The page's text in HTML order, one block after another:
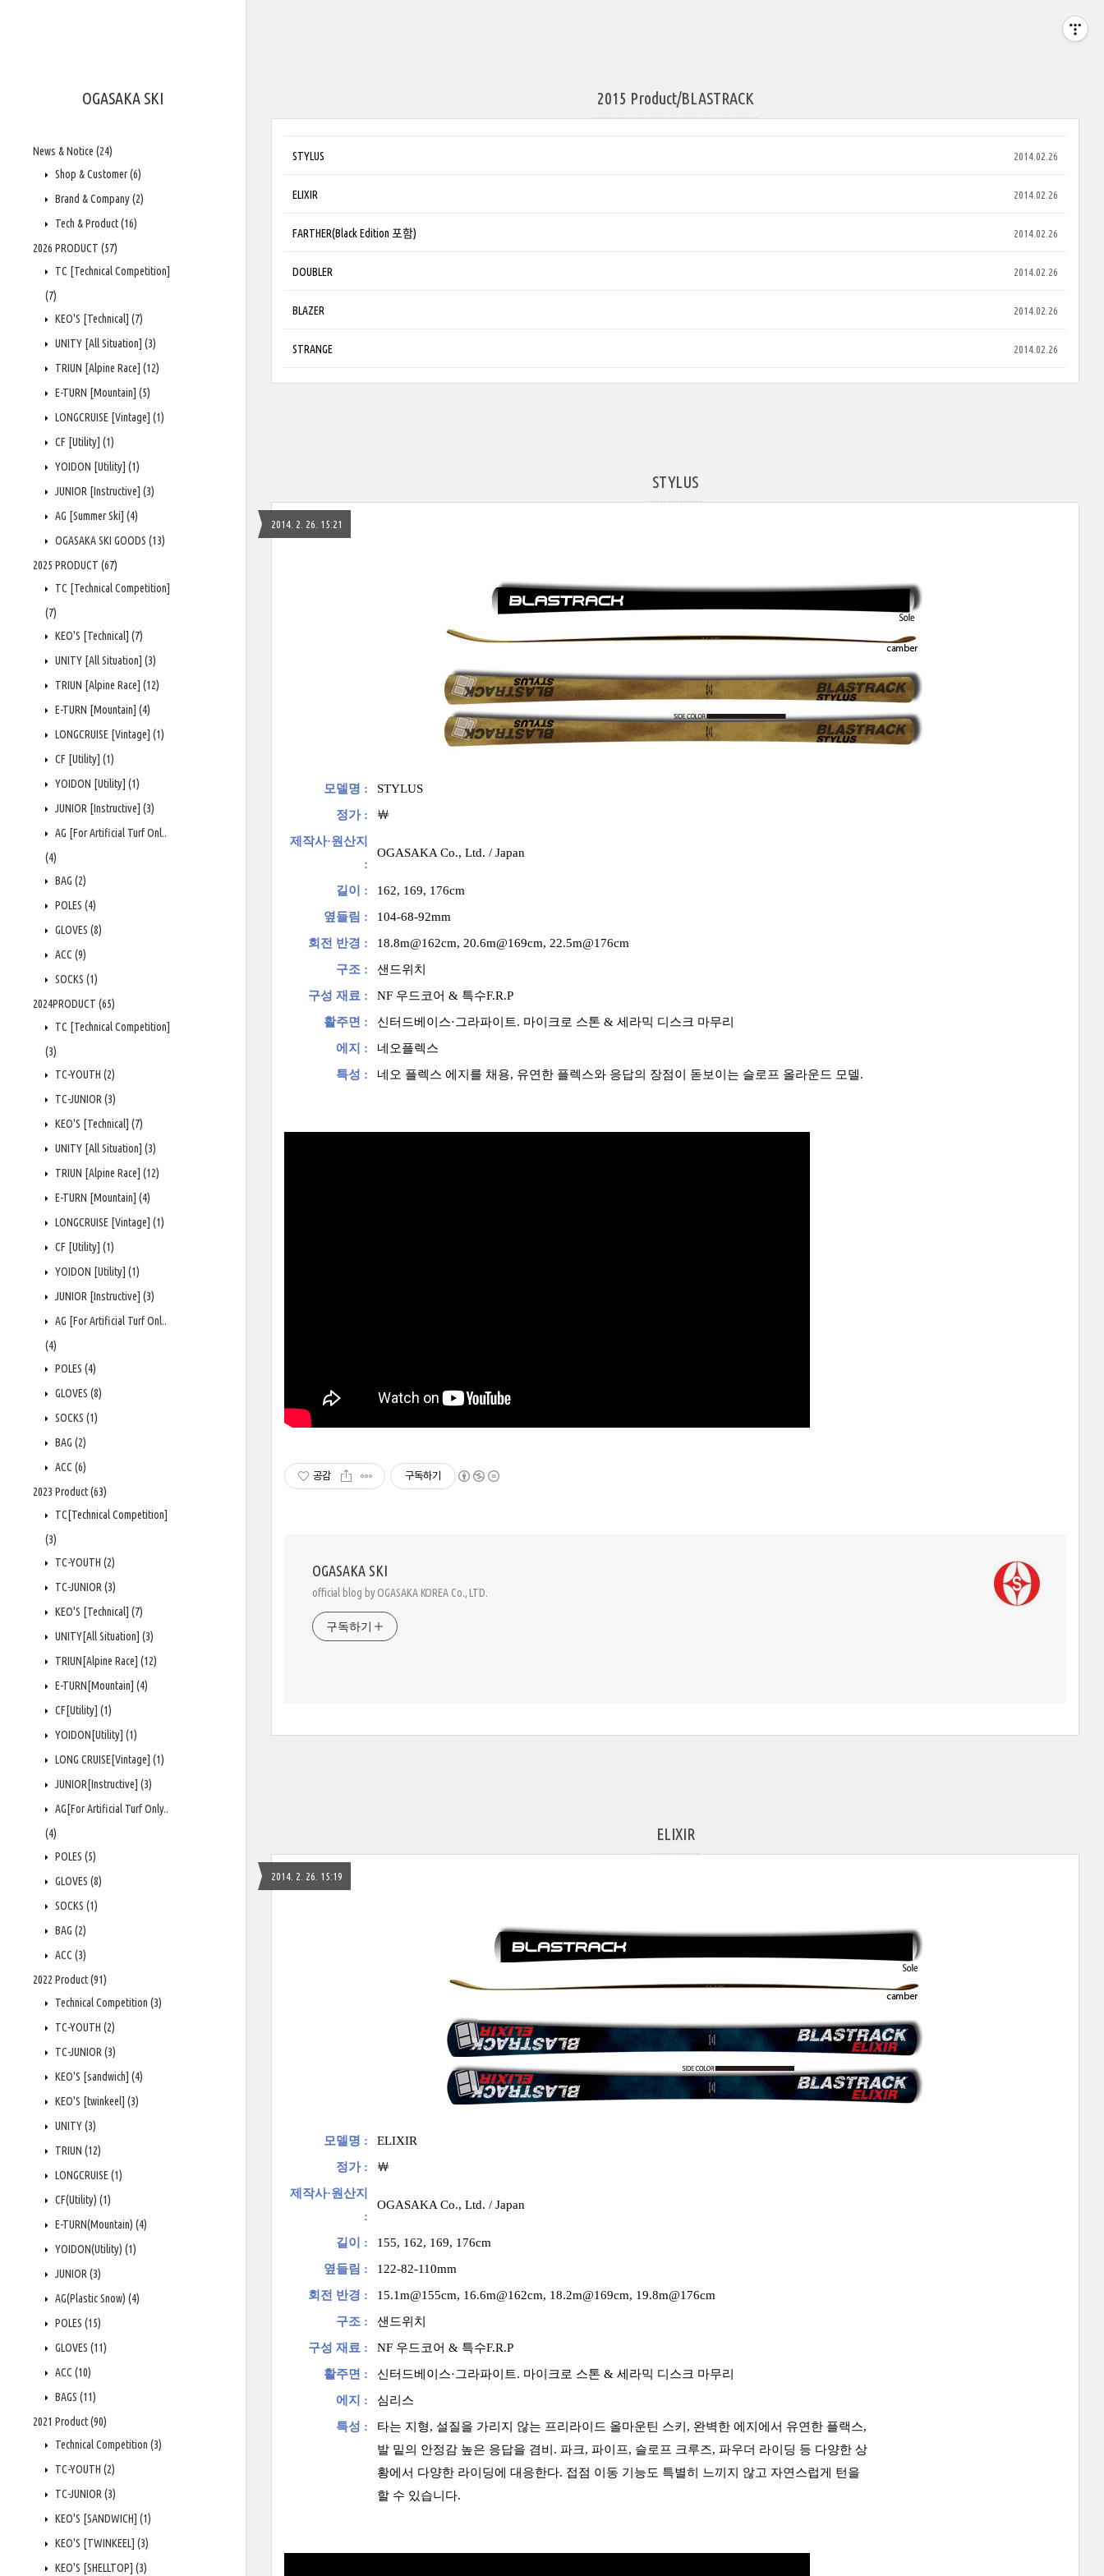
OGASAKA SKI
News & Notice (24)
Shop & Customer(6)
Brand & Company(2)
Tech & Product(16)
2026 PRODUCT (57)
TC [Technical Competition]
(7)
KEO'S [Technical] (7)
UNITY [All Situation] (3)
TRIUN [Alpine Race] (12)
E-TURN [Mountain] (5)
LONGCRUISE [Vintage] (1)
CF [Utility] (1)
YOIDON [Utility] (1)
JUNIOR [Instructive] (3)
AG [Summer Ski] (4)
OGASAKA SKI GOODS (13)
2025 PRODUCT (67)
TC [Technical Competition]
(7)
KEO'S [Technical] (7)
UNITY [All Situation] (3)
TRIUN [Alpine Race] (12)
E-TURN [Mountain] (4)
LONGCRUISE [Vintage] (1)
CF [Utility] (1)
YOIDON [Utility] (1)
JUNIOR [Instructive] (3)
AG [For Artificial Turf Onl..
(4)
BAG (2)
POLES (4)
GLOVES (8)
ACC (9)
SOCKS (1)
2024PRODUCT (65)
TC [Technical Competition]
(3)
TC-YOUTH (2)
TC-JUNIOR (3)
KEO'S [Technical] (7)
UNITY [All Situation] (3)
TRIUN [Alpine Race] (12)
E-TURN [Mountain] (4)
LONGCRUISE [Vintage] (1)
CF [Utility] (1)
YOIDON [Utility] (1)
JUNIOR [Instructive] (3)
AG [For Artificial Turf Onl..
(4)
POLES (4)
GLOVES (8)
SOCKS (1)
BAG (2)
ACC (6)
2023 Product(63)
TC[Technical Competition]
(3)
TC-YOUTH (2)
TC-JUNIOR (3)
KEO'S [Technical] (7)
UNITY[All Situation] (3)
TRIUN[Alpine Race] (12)
E-TURN[Mountain] (4)
CF[Utility] (1)
YOIDON[Utility] (1)
LONG CRUISE[Vintage] (1)
JUNIOR[Instructive] (3)
AG[For Artificial Turf Only..
(4)
POLES (5)
GLOVES (8)
SOCKS (1)
BAG (2)
ACC (3)
2022 Product(91)
Technical Competition (3)
TC-YOUTH (2)
TC-JUNIOR (3)
KEO'S [sandwich] (4)
KEO'S [twinkeel] (3)
UNITY(3)
TRIUN (12)
LONGCRUISE(1)
CF(Utility) (1)
E-TURN(Mountain) (4)
YOIDON(Utility) (1)
JUNIOR (3)
AG(Plastic Snow) (4)
POLES (15)
GLOVES (11)
ACC (10)
BAGS (11)
2021 Product(90)
Technical Competition (3)
TC-YOUTH (2)
TC-JUNIOR (3)
KEO'S [SANDWICH] (1)
KEO'S [TWINKEEL] (3)
KEO'S [SHELLTOP] (3)
2015 Product/BLASTRACK
STYLUS 2014.02.26
ELIXIR 2014.02.26
FARTHER(Black Edition 포함) 2014.02.26
DOUBLER 2014.02.26
BLAZER 2014.02.26
STRANGE 2014.02.26
STYLUS
2014. 2. 26. 15:21
모델명 :
STYLUS
정가 :
￦
제작사·원산지
:
OGASAKA Co., Ltd. / Japan
길이 :
162, 169, 176cm
옆들림 :
104-68-92mm
회전 반경 :
18.8m@162cm, 20.6m@169cm, 22.5m@176cm
구조 :
샌드위치
구성 재료 :
NF 우드코어 & 특수F.R.P
활주면 :
신터드베이스·그라파이트. 마이크로 스톤 & 세라믹 디스크 마무리
에지 :
네오플렉스
특성 :
네오 플렉스 에지를 채용, 유연한 플렉스와 응답의 장점이 돋보이는 슬로프 올라운드 모델.
공감 구독하기
OGASAKA SKI
official blog by OGASAKA KOREA Co., LTD.
구독하기
ELIXIR
2014. 2. 26. 15:19
모델명 :
ELIXIR
정가 :
￦
제작사·원산지
:
OGASAKA Co., Ltd. / Japan
길이 :
155, 162, 169, 176cm
옆들림 :
122-82-110mm
회전 반경 :
15.1m@155cm, 16.6m@162cm, 18.2m@169cm, 19.8m@176cm
구조 :
샌드위치
구성 재료 :
NF 우드코어 & 특수F.R.P
활주면 :
신터드베이스·그라파이트. 마이크로 스톤 & 세라믹 디스크 마무리
에지 :
심리스
특성 :
타는 지형, 설질을 가리지 않는 프리라이드 올마운틴 스키, 완벽한 에지에서 유연한 플랙스,
발 밑의 안정감 높은 응답을 겸비. 파크, 파이프, 슬로프 크루즈, 파우더 라이딩 등 다양한 상
황에서 다양한 라이딩에 대응한다. 접점 이동 기능도 특별히 느끼지 않고 자연스럽게 턴을
할 수 있습니다.